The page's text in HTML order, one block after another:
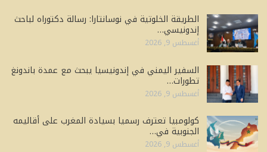
الطريقة الخلوتية في نوسانتارا: رسالة دكتوراه لباحث
إندونيسي…
أغسطس 9, 2026
السفير اليمني في إندونيسيا يبحث مع عمدة باندونغ
تطورات…
أغسطس 9, 2026
كولومبيا تعترف رسميا بسيادة المغرب على أقاليمه
الجنوبية في…
أغسطس 9, 2026